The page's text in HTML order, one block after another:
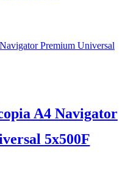
A4 Navigator
5x500F